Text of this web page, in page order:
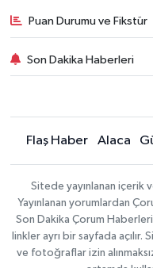
Puan Durumu ve Fikstür
Son Dakika Haberleri
Flaş Haber Alaca
Sitede yayınlanan içerik
Yayınlanan yorumlardan
Son Dakika Çorum
linkler ayrı bir sayfada açılır.
ve fotoğraflar izin